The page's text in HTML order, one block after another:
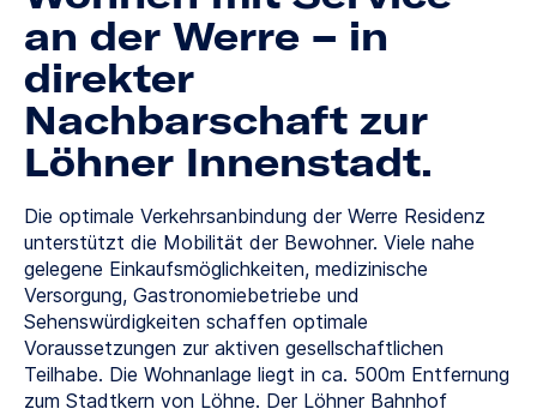
an der Werre – in
direkter
Nachbarschaft zur
Löhner Innenstadt.
Die optimale Verkehrsanbindung der Werre Residenz
unterstützt die Mobilität der Bewohner. Viele nahe
gelegene Einkaufsmöglichkeiten, medizinische
Versorgung, Gastronomiebetriebe und
Sehenswürdigkeiten schaffen optimale
Voraussetzungen zur aktiven gesellschaftlichen
Teilhabe. Die Wohnanlage liegt in ca. 500m Entfernung
zum Stadtkern von Löhne. Der Löhner Bahnhof